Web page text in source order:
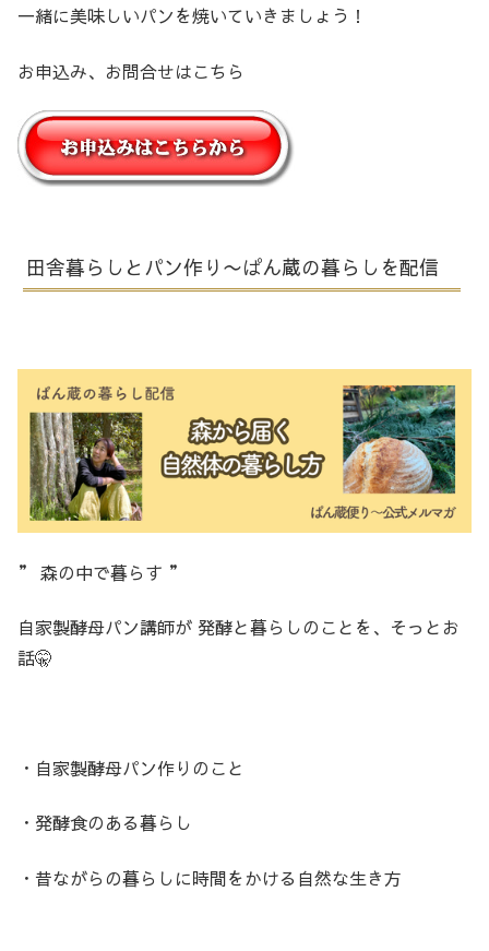
一緒に美味しいパンを焼いていきましょう！
お申込み、お問合せはこちら
田舎暮らしとパン作り〜ぱん蔵の暮らしを配信
” 森の中で暮らす ”
自家製酵母パン講師が 発酵と暮らしのことを、そっとお
話🤫
・自家製酵母パン作りのこと
・発酵食のある暮らし
・昔ながらの暮らしに時間をかける自然な生き方